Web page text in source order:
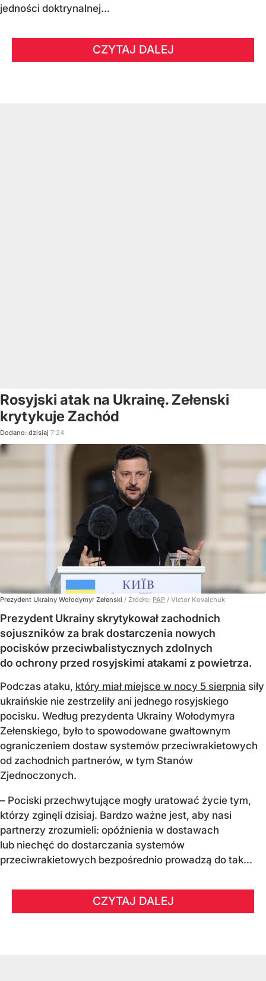
jedności doktrynalnej...
CZYTAJ DALEJ
Rosyjski atak na Ukrainę. Zełenski
krytykuje Zachód
Dodano: dzisiaj 7:24
Prezydent Ukrainy Wołodymyr Zełenski / Źródło: PAP / Victor Kovalchuk
Prezydent Ukrainy skrytykował zachodnich
sojuszników za brak dostarczenia nowych
pocisków przeciwbalistycznych zdolnych
do ochrony przed rosyjskimi atakami z powietrza.
Podczas ataku, który miał miejsce w nocy 5 sierpnia siły
ukraińskie nie zestrzeliły ani jednego rosyjskiego
pocisku. Według prezydenta Ukrainy Wołodymyra
Zełenskiego, było to spowodowane gwałtownym
ograniczeniem dostaw systemów przeciwrakietowych
od zachodnich partnerów, w tym Stanów
Zjednoczonych.
– Pociski przechwytujące mogły uratować życie tym,
którzy zginęli dzisiaj. Bardzo ważne jest, aby nasi
partnerzy zrozumieli: opóźnienia w dostawach
lub niechęć do dostarczania systemów
przeciwrakietowych bezpośrednio prowadzą do tak...
CZYTAJ DALEJ